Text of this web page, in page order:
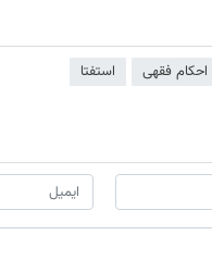
احکام فقهی استفتا